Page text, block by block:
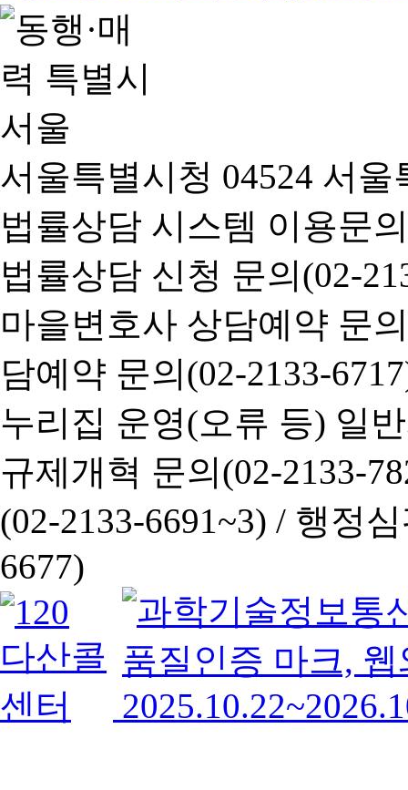
서울특별시청 04524 서
법률상담 시스템 이용문
법률상담 신청 문의(02-
마을변호사 상담예약 문
담예약 문의(02-2133-
누리집 운영(오류 등) 일
규제개혁 문의(02-2133-
(02-2133-6691~3) / 행정심
6677)